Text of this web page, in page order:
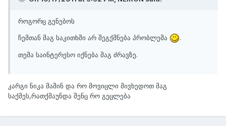
როგორც გენებოს
ჩემთან მაგ საკითხში არ შეგქმნება პრობლემა .
თემა საინტერესო იქნება მაგ ძრავზე.
კარგი ნიკა მაშინ და რო მოვიცლი მივხედოთ მაგ
საქმეს,რათქმაუნდა შენც რო გეცლება